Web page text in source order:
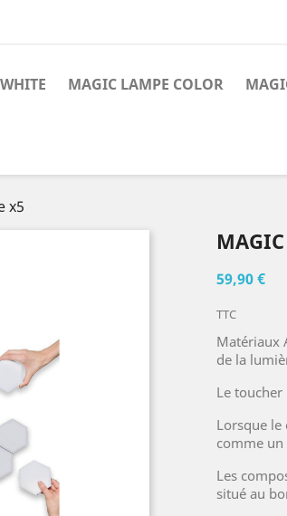
MAGIC LAMPE COLOR
x5
59,90 €
TTC
Matériaux
de la
Le
Lorsque
comme
Les
situé au